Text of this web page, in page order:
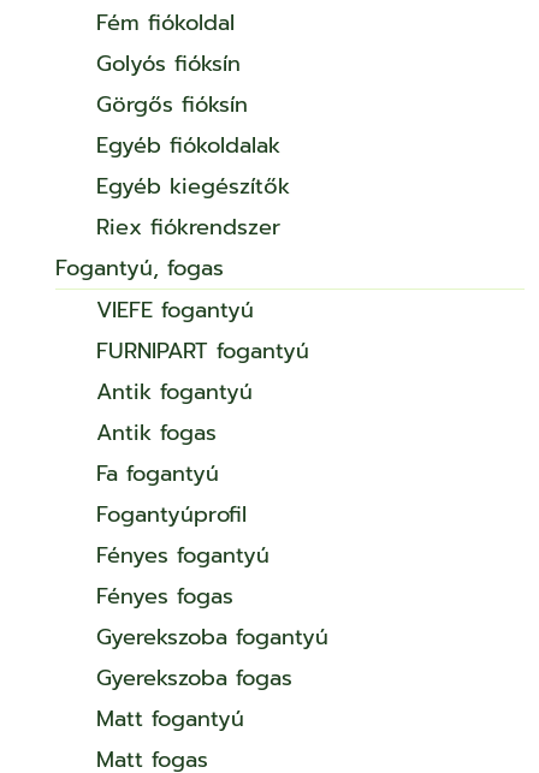
Fém fiókoldal
Golyós fióksín
Görgős fióksín
Egyéb fiókoldalak
Egyéb kiegészítők
Riex fiókrendszer
Fogantyú, fogas
VIEFE fogantyú
FURNIPART fogantyú
Antik fogantyú
Antik fogas
Fa fogantyú
Fogantyúprofil
Fényes fogantyú
Fényes fogas
Gyerekszoba fogantyú
Gyerekszoba fogas
Matt fogantyú
Matt fogas